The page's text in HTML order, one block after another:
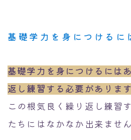
基礎学力を身につけるに
基礎学力を身につけるには
返し練習する必要があります
この根気良く繰り返し練習
たちにはなかなか出来ません